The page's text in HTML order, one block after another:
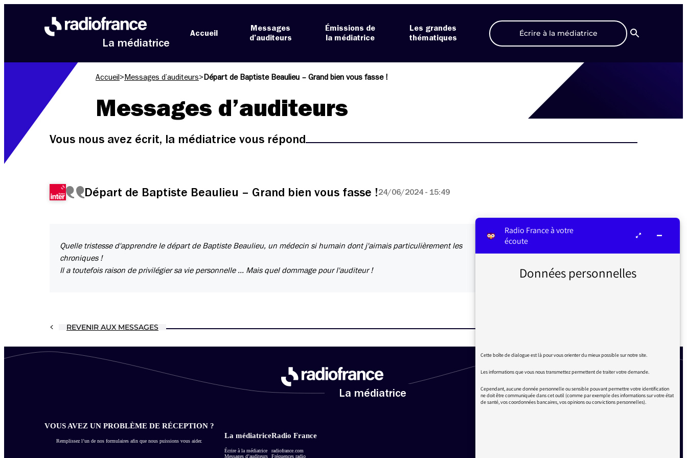
La médiatrice
Accueil
Messages
d’auditeurs
Émissions de
la médiatrice
Les grandes
thématiques
Écrire à la médiatrice
Recherche
Accueil > Messages d’auditeurs> Départ de Baptiste Beaulieu – Grand bien vous fasse !
Messages d’auditeurs
Vous nous avez écrit, la médiatrice vous répond
Départ de Baptiste Beaulieu – Grand bien vous fasse !24/06/2024 - 15:49
Quelle tristesse d'apprendre le départ de Baptiste Beaulieu, un médecin si humain dont j'aimais particulièrement les
chroniques !
Il a toutefois raison de privilégier sa vie personnelle ... Mais quel dommage pour l'auditeur !
REVENIR AUX MESSAGES
La médiatrice
VOUS AVEZ UN PROBLÈME DE RÉCEPTION ?
Remplissez l’un de nos formulaires afin que nous puissions vous aider.
La médiatrice
Écrire à la médiatrice
Messages d’auditeurs
Radio France
radiofrance.com
Fréquences radio
Radio France à votre
écoute
Données personnelles
Cette boîte de dialogue est là pour vous orienter du mieux possible sur notre site.
Les informations que vous nous transmettez permettent de traiter votre demande.
Cependant, aucune donnée personnelle ou sensible pouvant permettre votre identification
ne doit être communiquée dans cet outil (comme par exemple des informations sur votre état
de santé, vos coordonnées bancaires, vos opinions ou convictions personnelles).